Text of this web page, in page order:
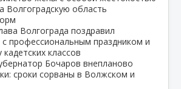
Волгоградскую область
Волгограда поздравил
профессиональным праздником и
классов
Бочаров внепланово
сроки сорваны в Волжском и